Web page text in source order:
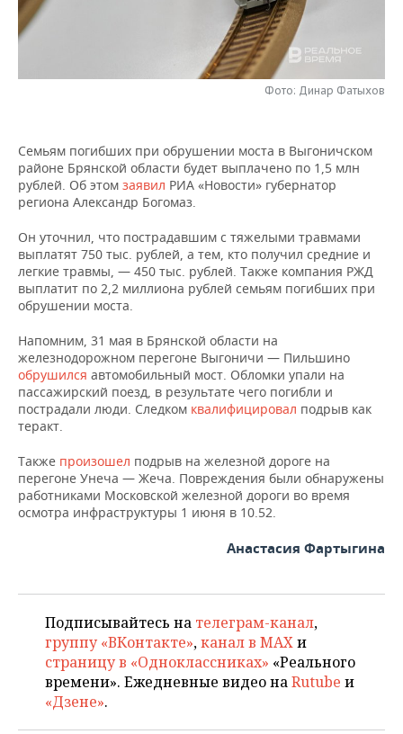
НЕФТЕХИМИЯ
РОЗНИЧНАЯ ТОРГОВЛЯ
ТРАНСПОРТ
НОВОСТИ ТЕХНОЛОГИЙ
IT
ТЕЛЕКОММУНИКАЦИИ
МЕРОПРИЯТИЯ
НОВОСТИ МЕРОПРИЯТИЙ
БИЗНЕС-БРАНЧИ
ONLINE-КОНФЕРЕНЦИИ
ОТКРЫТАЯ ЛЕКЦИЯ
СПОРТ
ФУТБОЛ
ХОККЕЙ
БАСКЕТБОЛ
ВОЛЕЙБОЛ
ФИГУРНОЕ КАТАНИЕ
ВОДНЫЕ ВИДЫ СПОРТА
НОВОСТИ ОБЩЕСТВА
ВЛАСТЬ
ИНФРАСТРУКТУРА
ИСТОРИЯ
МЕДИЦИНА
ОБРАЗОВАНИЕ
ФОТОГАЛЕРЕЯ
СЮЖЕТЫ
СПРАВОЧНИК
СПИСОК ПЕРСОН
ПОЛНАЯ ВЕРСИЯ
Фото: Динар Фатыхов
Семьям погибших при обрушении моста в Выгоничском
районе Брянской области будет выплачено по 1,5 млн
рублей. Об этом заявил РИА «Новости» губернатор
региона Александр Богомаз.
Он уточнил, что пострадавшим с тяжелыми травмами
выплатят 750 тыс. рублей, а тем, кто получил средние и
легкие травмы, — 450 тыс. рублей. Также компания РЖД
выплатит по 2,2 миллиона рублей семьям погибших при
обрушении моста.
Напомним, 31 мая в Брянской области на
железнодорожном перегоне Выгоничи — Пильшино
обрушился автомобильный мост. Обломки упали на
пассажирский поезд, в результате чего погибли и
пострадали люди. Следком квалифицировал подрыв как
теракт.
Также произошел подрыв на железной дороге на
перегоне Унеча — Жеча. Повреждения были обнаружены
работниками Московской железной дороги во время
осмотра инфраструктуры 1 июня в 10.52.
Анастасия Фартыгина
Подписывайтесь на телеграм-канал,
группу «ВКонтакте»,канал в MAXи
страницу в «Одноклассниках» «Реального
времени». Ежедневные видео наRutube и
«Дзене».